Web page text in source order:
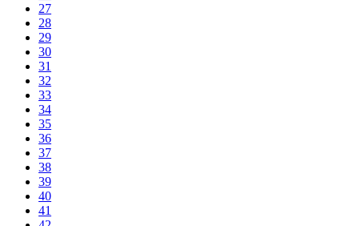
27
28
29
30
31
32
33
34
35
36
37
38
39
40
41